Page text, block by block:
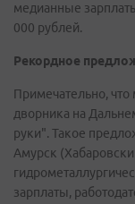
медианные
000 рублей.
Рекордное
Примечательно,
дворника на
руки". Такое
Амурск
зарплаты,